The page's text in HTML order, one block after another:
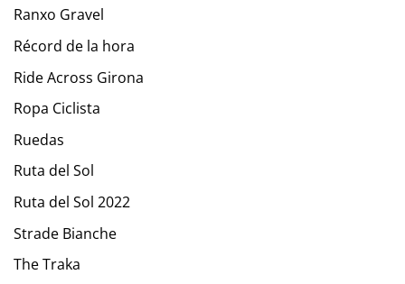
Ranxo Gravel
Récord de la hora
Ride Across Girona
Ropa Ciclista
Ruedas
Ruta del Sol
Ruta del Sol 2022
Strade Bianche
The Traka